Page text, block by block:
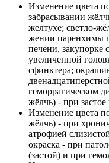
Изменение цвета
забрасывании
желтухе; светло-
жении паренхимы
печени, закупорке
увеличенной
сфинктера;
геморрагическом
жёлчь) - при
Изменение цвета
жёлчь) - при
атрофией
окраска - при
(застой) и при